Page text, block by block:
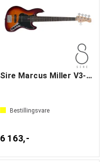
Sire Marcus Miller V3-5 Tobacco SB
Bestillingsvare
6 163,-